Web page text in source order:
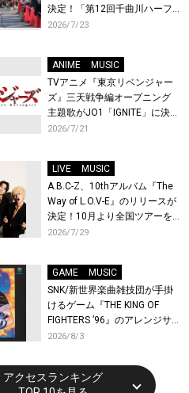
決定！「第12回千曲川ハーフ
マラソン」エントリー受付開
2026/7/23
ANIME
MUSIC
TVアニメ『東京リベンジャー
ズ』三天戦争編オープニング
主題歌がJO1「IGNITE」に決
定！メンバー全員から喜びと
先行上映会を開催！
2026/7/21
LIVE
MUSIC
A.B.C-Z、10thアルバム『The
Way of L.O.V-E』のリリースが
決定！10月より全国ツアーを
開催！
2026/7/29
GAME
MUSIC
SNK/新世界楽曲雑技団が手掛
けるゲーム『THE KING OF
FIGHTERS ’96』のアレンジサ
ウンドトラックが配信開始！
2026/8/3
アクセスランキング